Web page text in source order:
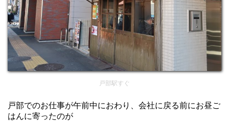
戸部駅すぐ
戸部でのお仕事が午前中におわり、会社に戻る前にお昼ご
はんに寄ったのが